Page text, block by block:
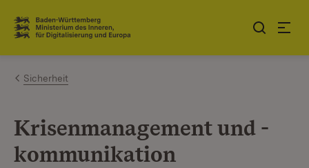
Zum Inhalt springen
Link zur Startseite
Sicherheit
Krisenmanagement und -
kommunikation